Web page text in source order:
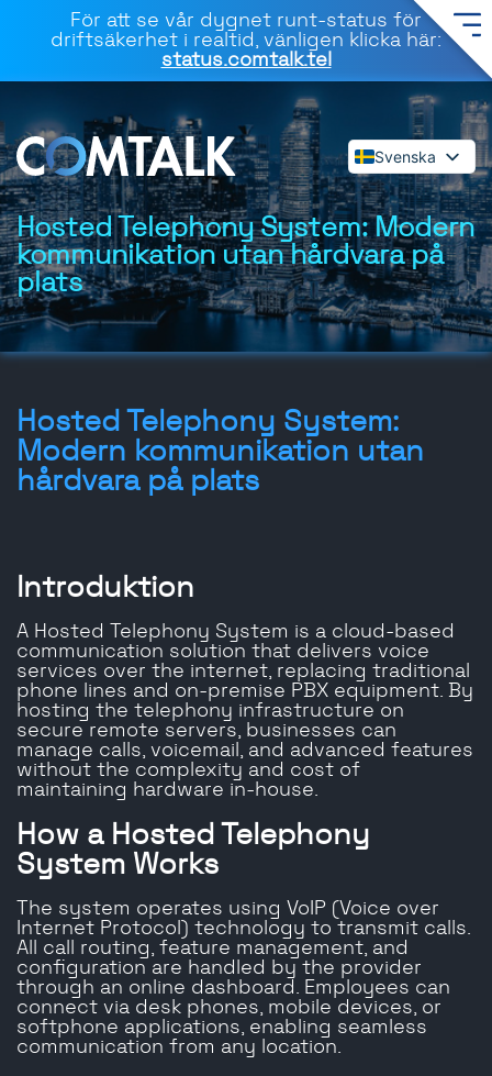
För att se vår dygnet runt-status för
driftsäkerhet i realtid, vänligen klicka här:
status.comtalk.tel
Svenska
English
Español
Deutsch
Français
Dansk
Italiano
Română
Hosted Telephony System: Modern
kommunikation utan hårdvara på
plats
Hosted Telephony System:
Modern kommunikation utan
hårdvara på plats
Introduktion
A Hosted Telephony System is a cloud-based
communication solution that delivers voice
services over the internet, replacing traditional
phone lines and on-premise PBX equipment. By
hosting the telephony infrastructure on
secure remote servers, businesses can
manage calls, voicemail, and advanced features
without the complexity and cost of
maintaining hardware in-house.
How a Hosted Telephony
System Works
The system operates using VoIP (Voice over
Internet Protocol) technology to transmit calls.
All call routing, feature management, and
configuration are handled by the provider
through an online dashboard. Employees can
connect via desk phones, mobile devices, or
softphone applications, enabling seamless
communication from any location.